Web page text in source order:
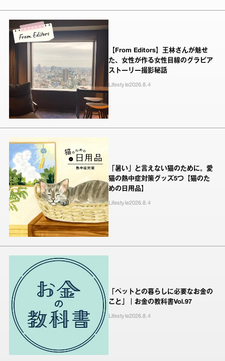
【From Editors】王林さんが魅せ
た、女性が作る女性目線のグラビア
ストーリー撮影秘話
Lifestyle2026.8.4
「暑い」と言えない猫のために。愛
猫の熱中症対策グッズ5つ【猫のた
めの日用品】
Lifestyle2026.8.4
「ペットとの暮らしに必要なお金の
こと」｜お金の教科書Vol.97
Lifestyle2026.8.4